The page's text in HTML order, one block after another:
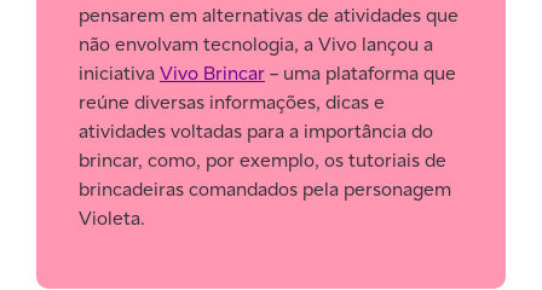
pensarem em alternativas de atividades que
não envolvam tecnologia, a Vivo lançou a
iniciativaVivo Brincar– uma plataforma que
reúne diversas informações, dicas e
atividades voltadas para a importância do
brincar, como, por exemplo, os tutoriais de
brincadeiras comandados pela personagem
Violeta.